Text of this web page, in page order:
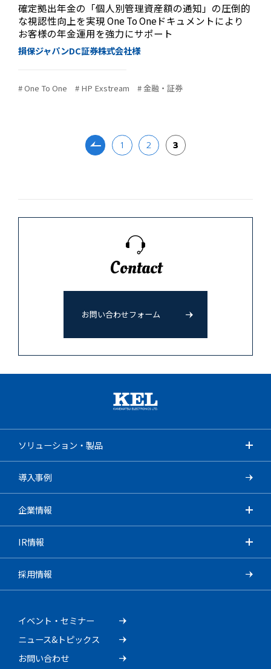
確定拠出年金の「個人別管理資産額の通知」の圧倒的
な視認性向上を実現 One To Oneドキュメントにより
お客様の年金運用を強力にサポート
損保ジャパンDC証券株式会社様
# One To One # HP Exstream # 金融・証券
1 2 3
Contact
お問い合わせフォーム
ソリューション・製品
導入事例
企業情報
IR情報
採用情報
イベント・セミナー
ニュース&トピックス
お問い合わせ